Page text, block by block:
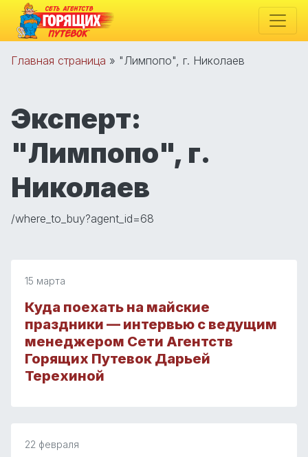
Главная страница » "Лимпопо", г. Николаев
Эксперт:
"Лимпопо", г.
Николаев
/where_to_buy?agent_id=68
15 марта
Куда поехать на майские
праздники — интервью с ведущим
менеджером Сети Агентств
Горящих Путевок Дарьей
Терехиной
22 февраля